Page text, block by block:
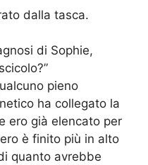
dalla tasca.
di Sophie,
pieno
ha collegato la
ero già elencato per
è finito più in alto
quanto avrebbe